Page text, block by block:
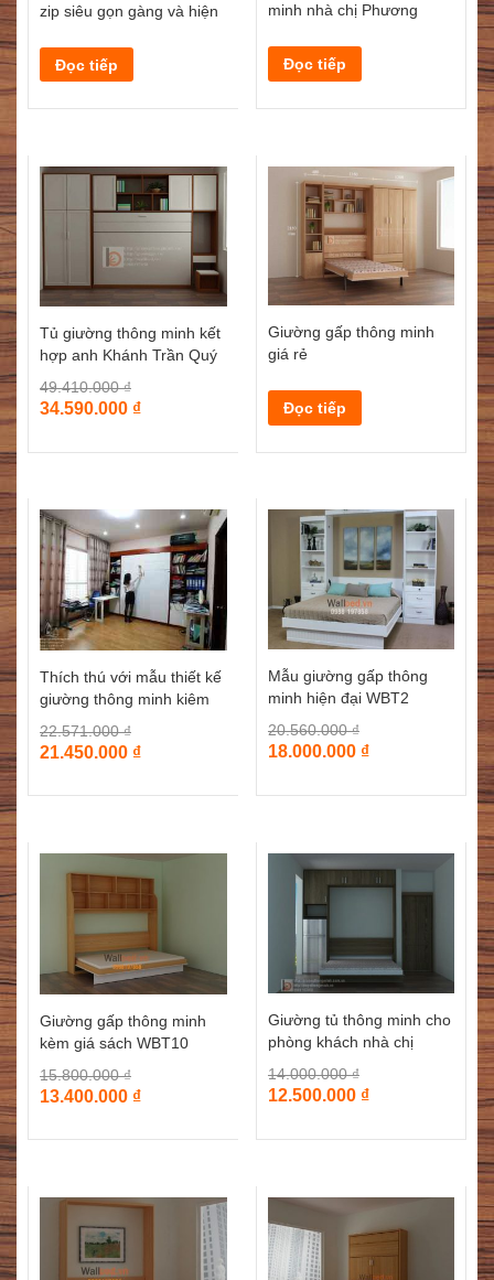
zip siêu gọn gàng và hiện
Đọc tiếp
minh nhà chị Phương
Đọc tiếp
Tủ giường thông minh kết
hợp anh Khánh Trần Quý
49.410.000₫
34.590.000 ₫
Giường gấp thông minh
giá rẻ
Đọc tiếp
Thích thú với mẫu thiết kế
giường thông minh kiêm
22.571.000₫
21.450.000 ₫
Mẫu giường gấp thông
minh hiện đại WBT2
20.560.000₫
18.000.000 ₫
Giường gấp thông minh
kèm giá sách WBT10
15.800.000₫
13.400.000 ₫
Giường tủ thông minh cho
phòng khách nhà chị
14.000.000₫
12.500.000 ₫